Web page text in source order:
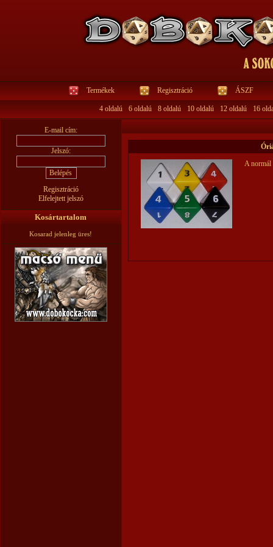
Termékek Regisztráció ÁSZF
4 oldalú 6 oldalú 8 oldalú 10 oldalú 12 oldalú 16
E-mail cím:
Jelszó:
Regisztráció
Elfelejtett jelszó
Kosártartalom
Kosarad jelenleg üres!
A normál